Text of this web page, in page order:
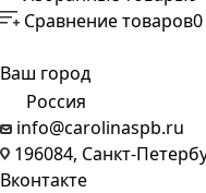
Сравнение товаров0
Ваш город
Россия
info@carolinaspb.ru
196084, Санкт-
Вконтакте